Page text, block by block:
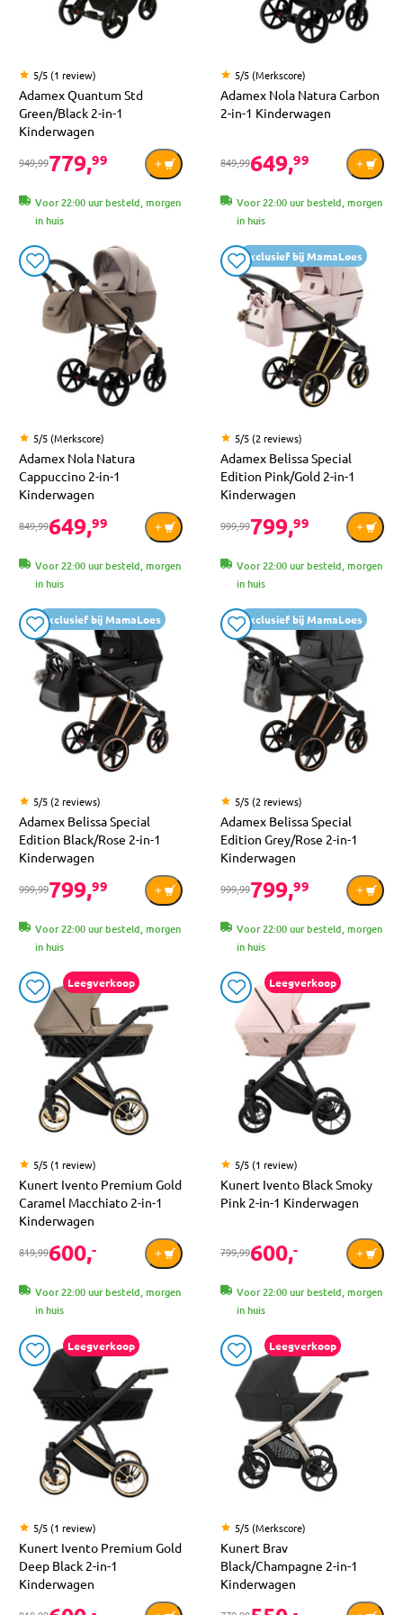
5/5 (1 review)
Adamex Quantum Std
Green/Black 2-in-1
Kinderwagen
949,99779,99
Voor 22:00 uur besteld, morgen
in huis
5/5 (Merkscore)
Adamex Nola Natura Carbon
2-in-1 Kinderwagen
849,99649,99
Voor 22:00 uur besteld, morgen
in huis
5/5 (Merkscore)
Adamex Nola Natura
Cappuccino 2-in-1
Kinderwagen
849,99649,99
Voor 22:00 uur besteld, morgen
in huis
Exclusief bij MamaLoes
5/5 (2 reviews)
Adamex Belissa Special
Edition Pink/Gold 2-in-1
Kinderwagen
999,99799,99
Voor 22:00 uur besteld, morgen
in huis
Exclusief bij MamaLoes
5/5 (2 reviews)
Adamex Belissa Special
Edition Black/Rose 2-in-1
Kinderwagen
999,99799,99
Voor 22:00 uur besteld, morgen
in huis
Exclusief bij MamaLoes
5/5 (2 reviews)
Adamex Belissa Special
Edition Grey/Rose 2-in-1
Kinderwagen
999,99799,99
Voor 22:00 uur besteld, morgen
in huis
Leegverkoop
5/5 (1 review)
Kunert Ivento Premium Gold
Caramel Macchiato 2-in-1
Kinderwagen
819,99600,-
Voor 22:00 uur besteld, morgen
in huis
Leegverkoop
5/5 (1 review)
Kunert Ivento Black Smoky
Pink 2-in-1 Kinderwagen
799,99600,-
Voor 22:00 uur besteld, morgen
in huis
Leegverkoop
5/5 (1 review)
Kunert Ivento Premium Gold
Deep Black 2-in-1
Kinderwagen
Leegverkoop
5/5 (Merkscore)
Kunert Brav
Black/Champagne 2-in-1
Kinderwagen